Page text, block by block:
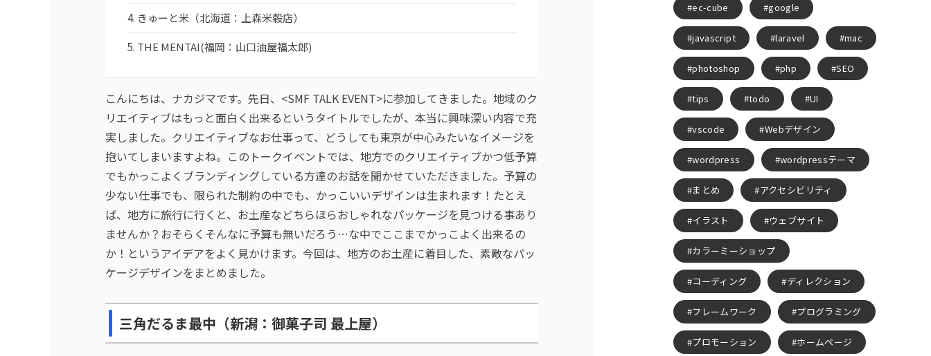
きゅーと米（北海道：上森米穀店）
THE MENTAI(福岡：山口油屋福太郎)
こんにちは、ナカジマです。先日、<SMF TALK EVENT>に参加してきました。地域のク
リエイティブはもっと面白く出来るというタイトルでしたが、本当に興味深い内容で充
実しました。クリエイティブなお仕事って、どうしても東京が中心みたいなイメージを
抱いてしまいますよね。このトークイベントでは、地方でのクリエイティブかつ低予算
でもかっこよくブランディングしている方達のお話を聞かせていただきました。予算の
少ない仕事でも、限られた制約の中でも、かっこいいデザインは生まれます！たとえ
ば、地方に旅行に行くと、お土産などちらほらおしゃれなパッケージを見つける事あり
ませんか？おそらくそんなに予算も無いだろう…な中でここまでかっこよく出来るの
か！というアイデアをよく見かけます。今回は、地方のお土産に着目した、素敵なパッ
ケージデザインをまとめました。
三角だるま最中（新潟：御菓子司 最上屋）
ec-cube google
javascript laravel mac
photoshop php SEO
tips todo UI
vscode Webデザイン
wordpress wordpressテーマ
まとめ アクセシビリティ
イラスト ウェブサイト
カラーミーショップ
コーディング ディレクション
フレームワーク プログラミング
プロモーション ホームページ